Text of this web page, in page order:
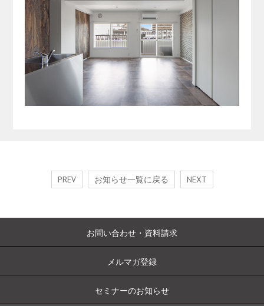
PREV お知らせ一覧に戻る NEXT
お問い合わせ・資料請求
メルマガ登録
セミナーのお知らせ